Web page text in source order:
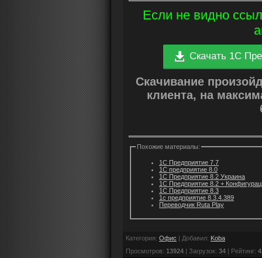
Если не видно
Скачать 1С
Скачивание
клиента, на
Похожие материалы:
1С Предприятие 7.7
1С предприятие 8.0
1С Предприятие 8.2 Украина
1С Предприятие 8.2 +
1С Предприятие 8.3
1c предприятие 8.3.4.389
Переводчик Ruta Play
Категория: Офис | Добавил: Koba
Просмотров: 13924 | Загрузок: 34 | Рейтинг: